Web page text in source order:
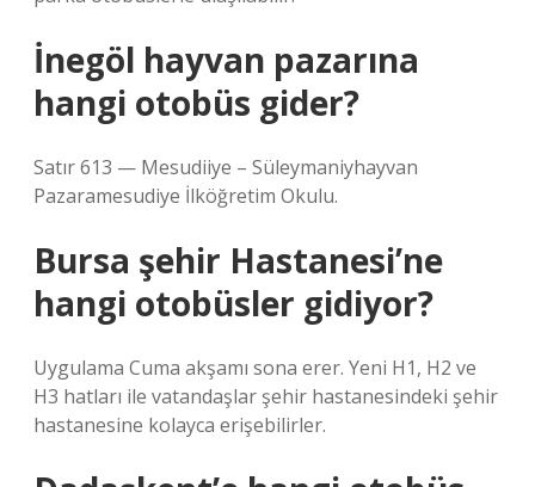
İnegöl hayvan pazarına
hangi otobüs gider?
Satır 613 — Mesudiiye – Süleymaniyhayvan
Pazaramesudiye İlköğretim Okulu.
Bursa şehir Hastanesi’ne
hangi otobüsler gidiyor?
Uygulama Cuma akşamı sona erer. Yeni H1, H2 ve
H3 hatları ile vatandaşlar şehir hastanesindeki şehir
hastanesine kolayca erişebilirler.